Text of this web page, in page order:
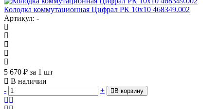
Колодка коммутационная Цифрал РК 10х10 468349.002
Артикул: -
5 670 ₽ за 1 шт
В наличии
-
+ В корзину